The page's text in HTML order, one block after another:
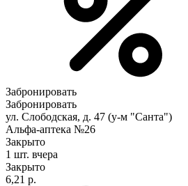
Забронировать
Забронировать
ул. Слободская, д. 47 (у-м "Санта")
Альфа-аптека №26
Закрыто
1 шт. вчера
Закрыто
6,21 р.